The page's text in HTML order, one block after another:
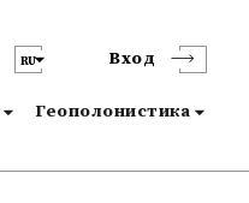
RU Вход
Геополонистика